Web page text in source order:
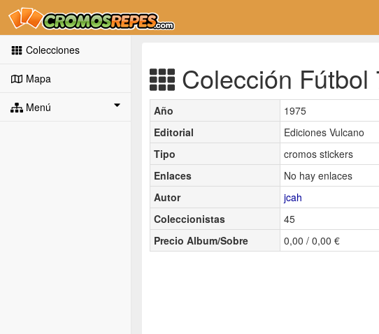
Colecciones
Mapa
Menú
Colección
Año
1975
Editorial
Ediciones Vulcano
Tipo
cromos stickers
Enlaces
No hay enlaces
Autor
jcah
Coleccionistas
45
Precio Album/Sobre
0,00 / 0,00 €